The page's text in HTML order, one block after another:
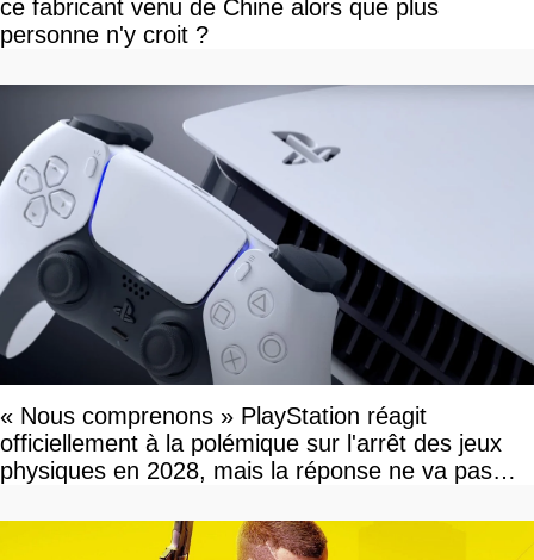
ce fabricant venu de Chine alors que plus
personne n'y croit ?
« Nous comprenons » PlayStation réagit
officiellement à la polémique sur l'arrêt des jeux
physiques en 2028, mais la réponse ne va pas